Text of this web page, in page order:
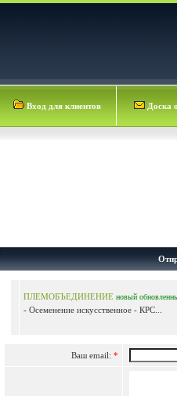
Вход для клиентов Доска
ПЛЕМОБЪЕДИНЕНИЕ новый
- Осеменение искусственное - КРС...
Ваш email: *